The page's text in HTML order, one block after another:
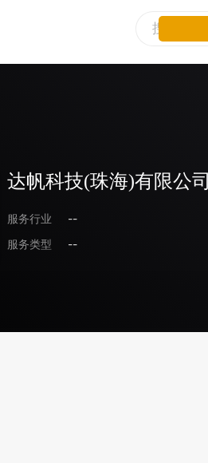
达帆科技(珠海)有限公司
服务行业
--
服务类型
--